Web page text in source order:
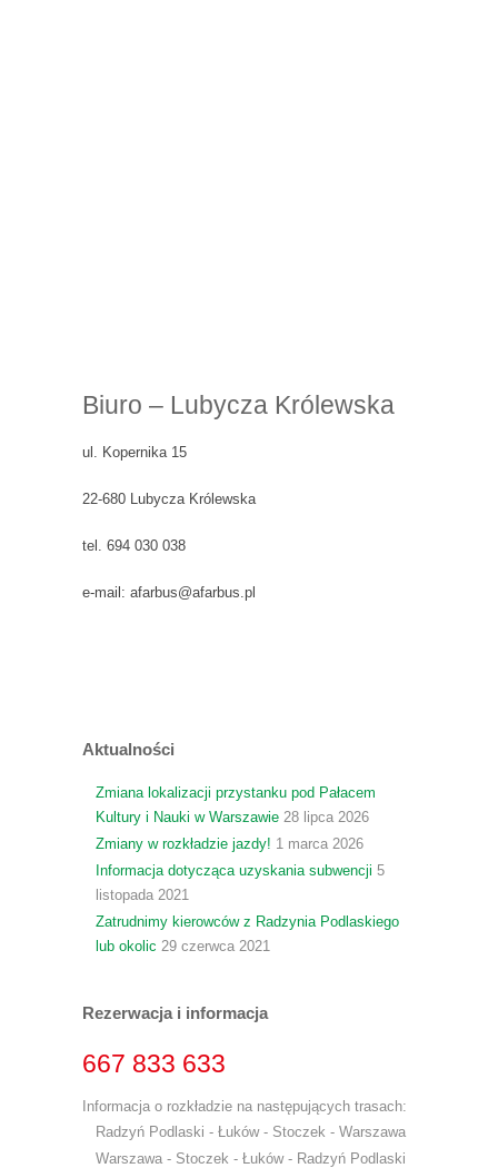
Biuro – Lubycza Królewska
ul. Kopernika 15
22-680 Lubycza Królewska
tel. 694 030 038
e-mail: afarbus@afarbus.pl
Aktualności
Zmiana lokalizacji przystanku pod Pałacem
Kultury i Nauki w Warszawie 28 lipca 2026
Zmiany w rozkładzie jazdy! 1 marca 2026
Informacja dotycząca uzyskania subwencji 5
listopada 2021
Zatrudnimy kierowców z Radzynia Podlaskiego
lub okolic 29 czerwca 2021
Rezerwacja i informacja
667 833 633
Informacja o rozkładzie na następujących trasach:
Radzyń Podlaski - Łuków - Stoczek - Warszawa
Warszawa - Stoczek - Łuków - Radzyń Podlaski